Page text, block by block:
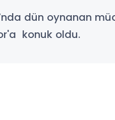
dün oynanan
konuk oldu.